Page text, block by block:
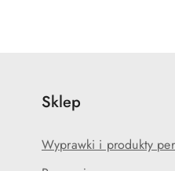
Sklep
Wyprawki i produkty